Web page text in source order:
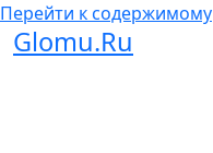
Перейти к содержимому
Glomu.Ru